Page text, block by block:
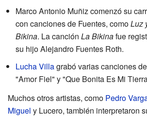
Marco Antonio Muñiz comenzó su
con canciones de Fuentes, comoLuz
Bikina. La canción La Bikinafue
su hijo Alejandro Fuentes Roth.
Lucha Villagrabó varias canciones
"Amor Fiel" y "Que Bonita Es Mi
Muchos otros artistas, como Pedro
Miguel y Lucero, también interpretaron